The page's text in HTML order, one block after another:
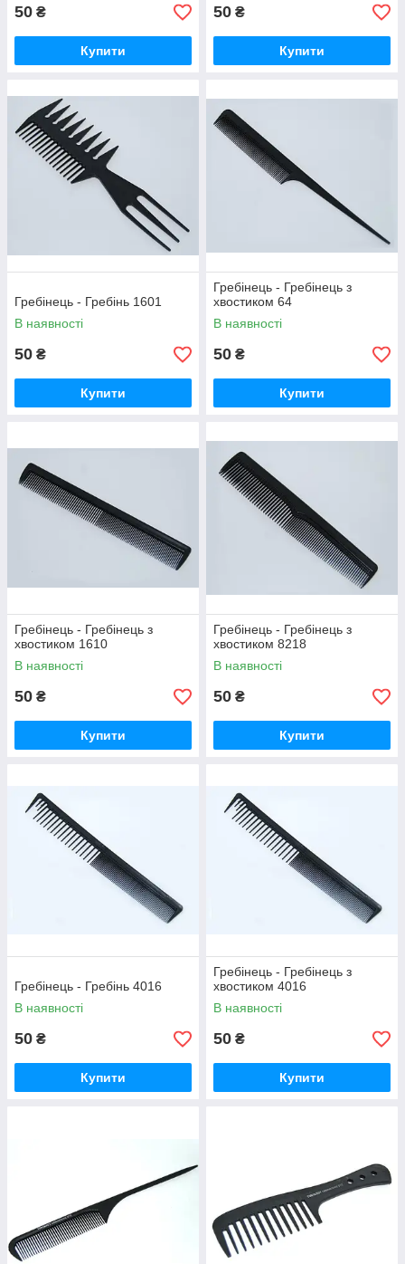
50 ₴
Купити
50 ₴
Купити
Гребінець - Гребінь 1601
В наявності
50 ₴
Купити
Гребінець - Гребінець з
хвостиком 64
В наявності
50 ₴
Купити
Гребінець - Гребінець з
хвостиком 1610
В наявності
50 ₴
Купити
Гребінець - Гребінець з
хвостиком 8218
В наявності
50 ₴
Купити
Гребінець - Гребінь 4016
В наявності
50 ₴
Купити
Гребінець - Гребінець з
хвостиком 4016
В наявності
50 ₴
Купити